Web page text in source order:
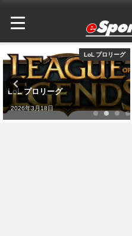
ゲームタイトル
『League of Legends』のモバイ
ル/コンソール版である『League
of Legends: Wild Rift』（リー